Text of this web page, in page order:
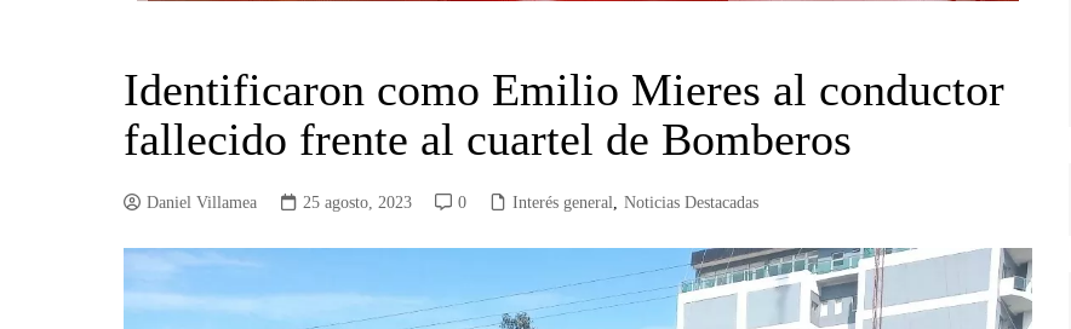
Identificaron como Emilio Mieres al conductor
fallecido frente al cuartel de Bomberos
Daniel Villamea 25 agosto, 2023 0 Interés general, Noticias Destacadas